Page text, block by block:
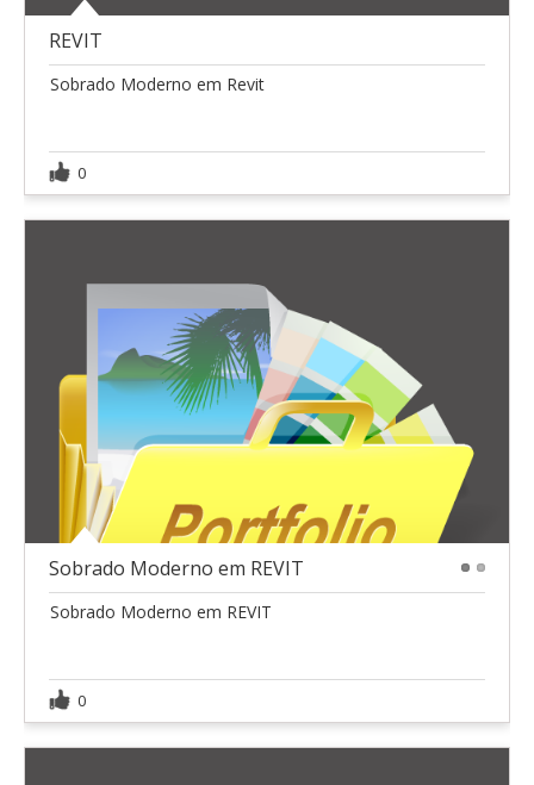
REVIT
Sobrado Moderno em Revit
0
Sobrado Moderno em REVIT
Sobrado Moderno em REVIT
0